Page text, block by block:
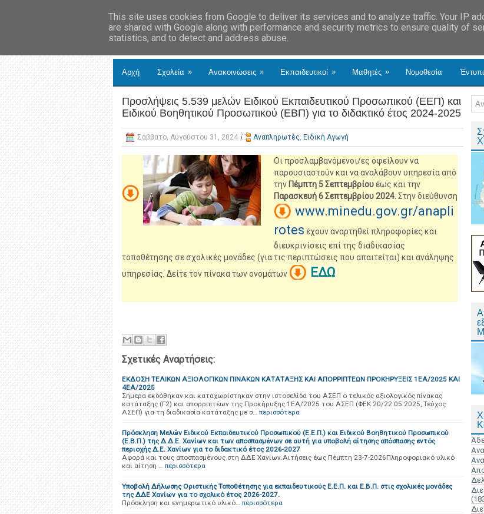
Αρχή Σχολεία » Ανακοινώσεις » Εκπαιδευτικοί » Μαθητές » Νομοθεσία
Προσλήψεις 5.539 μελών Ειδικού Εκπαιδευτικού Προσωπικού (ΕΕΠ) και
Ειδικού Βοηθητικού Προσωπικού (ΕΒΠ) για το διδακτικό έτος 2024-2025
Σάββατο, Αυγούστου 31, 2024 Αναπληρωτές, Ειδική Αγωγή
Οι προσλαμβανόμενοι/ες οφείλουν να
παρουσιαστούν και να αναλάβουν υπηρεσία από
την Πέμπτη 5 Σεπτεμβρίουέως και την
Παρασκευή 6 Σεπτεμβρίου 2024.Στην διεύθυνση
www.minedu.gov.gr/anapli
rotes έχουν αναρτηθεί πληροφορίες και
διευκρινίσεις επί της διαδικασίας
τοποθέτησης σε σχολικές μονάδες (για τις περιπτώσεις που απαιτείται) και ανάληψης
υπηρεσίας. Δείτε τον πίνακα των ονομάτων
ΕΔΩ
Σχετικές Αναρτήσεις:
ΕΚΔΟΣΗ ΤΕΛΙΚΩΝ ΑΞΙΟΛΟΓΙΚΩΝ ΠΙΝΑΚΩΝ ΚΑΤΑΤΑΞΗΣ ΚΑΙ ΑΠΟΡΡΙΠΤΕΩΝ ΠΡΟΚΗΡΥΞΕΙΣ 1ΕΑ/2025 ΚΑΙ
4ΕΑ/2025
Σήμερα εκδόθηκαν και καταχωρίστηκαν στην ιστοσελίδα του ΑΣΕΠ ο τελικός αξιολογικός πίνακας
κατάταξης (Γ2) και απορριπτέων της Προκήρυξης 1ΕΑ/2025 του ΑΣΕΠ (ΦΕΚ 20/22.05.2025, Τεύχος
ΑΣΕΠ) για τη διαδικασία κατάταξης με σ… περισσότερα
Πρόσκληση Μελών Ειδικού Εκπαιδευτικού Προσωπικού (Ε.Ε.Π.) και Ειδικού Βοηθητικού Προσωπικού
(Ε.Β.Π.) της Δ.Δ.Ε. Χανίων και των αποσπασμένων σε αυτή για υποβολή αίτησης απόσπασης εντός
περιοχής Δ.Ε. Χανίων για το διδακτικό έτος 2026-2027
Αφορά και τους αποσπασμένους στη ΔΔΕ Χανίων.Αιτήσεις έως Πέμπτη 23-7-2026Πληροφοριακό υλικό
και αίτηση … περισσότερα
Yποβολή Δήλωσης Οριστικής Τοποθέτησης για εκπαιδευτικούς Ε.Ε.Π. και Ε.Β.Π. στις σχολικές μονάδες
της ΔΔΕ Χανίων για το σχολικό έτος 2026-2027.
Πρόσκληση και ενημερωτικό υλικό… περισσότερα
This site uses cookies from Google to deliver its services and to analyze traffic. Your IP
are shared with Google along with performance and security metrics to ensure quality of
statistics, and to detect and address abuse.